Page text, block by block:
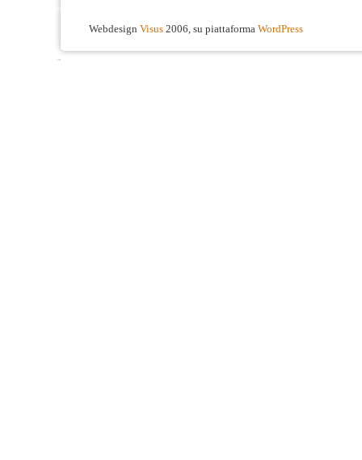
Webdesign Visus 2006, su piattaforma WordPress